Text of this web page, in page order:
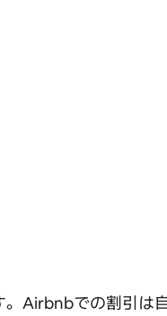
Airbnbでの割引は